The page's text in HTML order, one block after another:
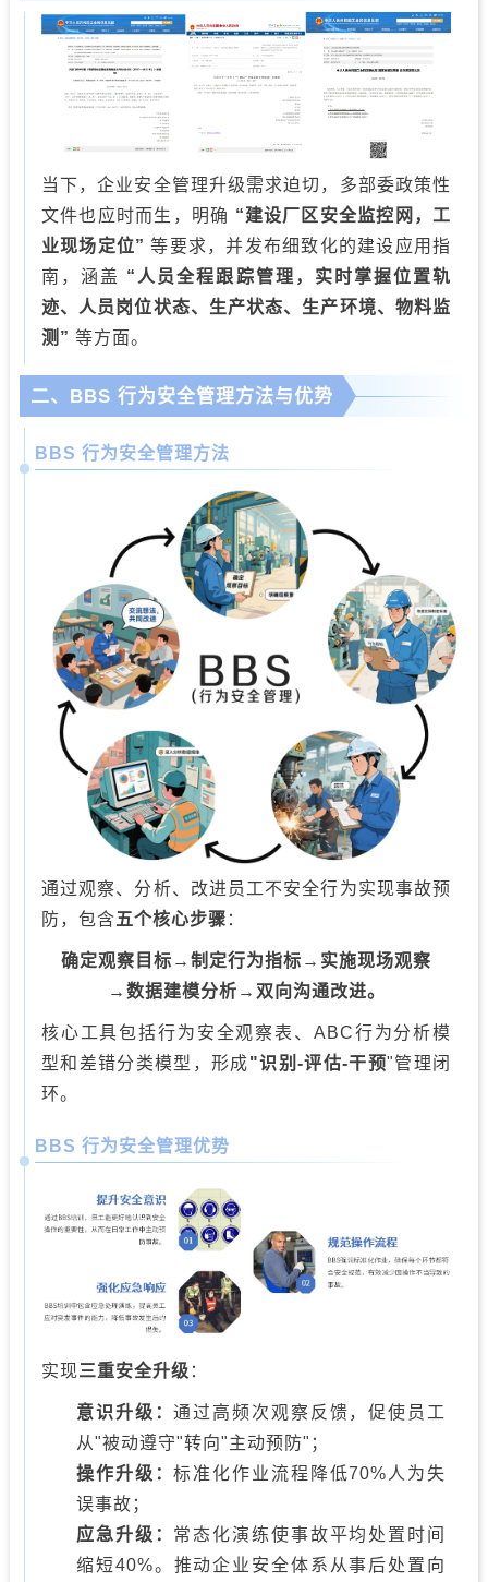
当下，企业安全管理升级需求迫切，多部委政策性
文件也应时而生，明确 “建设厂区安全监控网，工
业现场定位”等要求，并发布细致化的建设应用指
南，涵盖 “人员全程跟踪管理，实时掌握位置轨
迹、人员岗位状态、生产状态、生产环境、物料监
测” 等方面。
二、BBS 行为安全管理方法与优势
BBS 行为安全管理方法
通过观察、分析、改进员工不安全行为实现事故预
防，包含五个核心步骤 ：
确定观察目标→制定行为指标→实施现场观察
→数据建模分析→双向沟通改进。
核心工具包括行为安全观察表、ABC行为分析模
型和差错分类模型，形成"识别-评估-干预"管理闭
环。
BBS 行为安全管理优势
实现三重安全升级 ：
意识升级：通过高频次观察反馈，促使员工
从"被动遵守"转向"主动预防"；
操作升级：标准化作业流程降低70%人为失
误事故；
应急升级： 常态化演练使事故平均处置时间
缩短40%。推动企业安全体系从事后处置向